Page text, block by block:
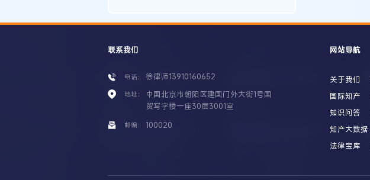
联系我们
电话： 徐律师13910160652
地址：
中国北京市朝阳区建国门外大街1号国
贸写字楼一座30层3001室
邮编： 100020
网站导航
关于我们
国际知产
知识问答
知产大数据
法律宝库